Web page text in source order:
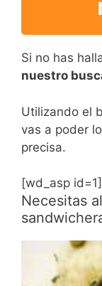
Si no has
nuestro
Utilizando el
vas a poder
precisa.
[wd_asp id=1]
Necesitas